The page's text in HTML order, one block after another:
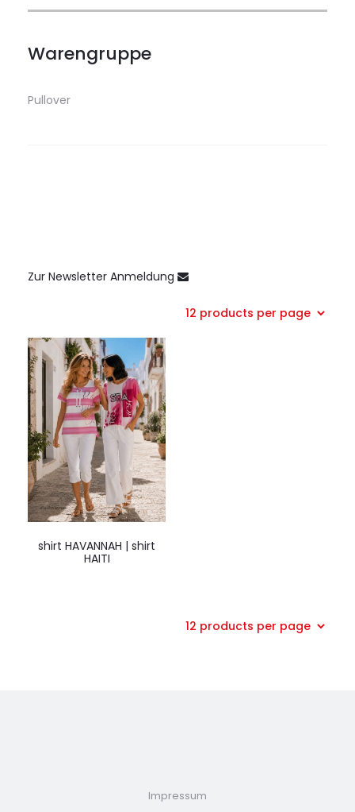
Zur Newsletter Anmeldung
shirt HAVANNAH | shirt
HAITI
Warengruppe
Pullover
Impressum